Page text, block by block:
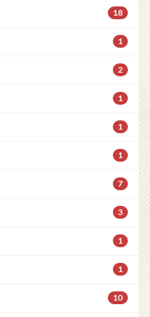
18
1
2
1
1
1
7
3
1
1
10